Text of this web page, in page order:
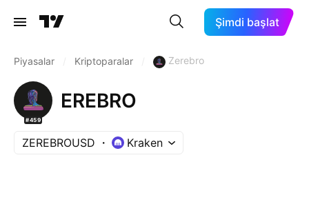
Şimdi başlat
Piyasalar Kriptoparalar Zerebro
#459
EREBRO
ZEREBROUSD Kraken